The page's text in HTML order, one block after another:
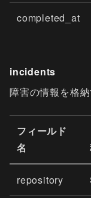
completed_at
incidents
障害の情報を格納
フィールド
名
repository